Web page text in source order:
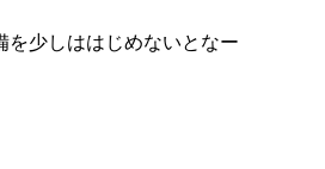
を少しははじめないとなー